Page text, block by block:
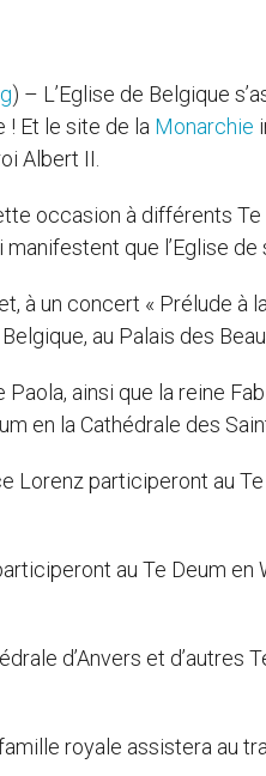
) – L’Eglise de Belgique
! Et le site de la Monarchie
Albert II.
occasion à différents Te
que l’Eglise de
à un concert « Prélude à
au Palais des
ainsi que la reine
en la Cathédrale des
Lorenz participeront au
au Te Deum en
d’Anvers et d’autres
royale assistera au